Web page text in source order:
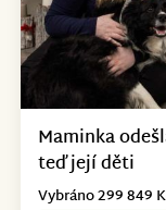
Maminka
teď její děti
Vybráno 299 849